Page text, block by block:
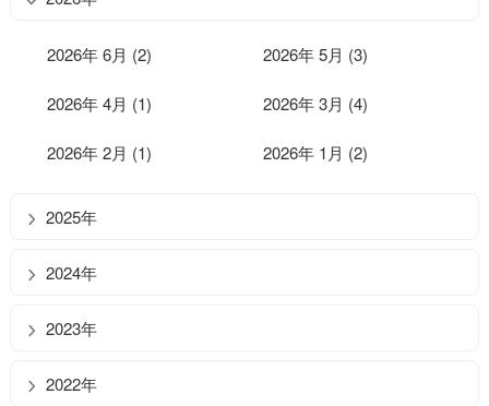
2026年 6月 (2) 2026年 5月 (3)
2026年 4月 (1) 2026年 3月 (4)
2026年 2月 (1) 2026年 1月 (2)
2025年
2024年
2023年
2022年